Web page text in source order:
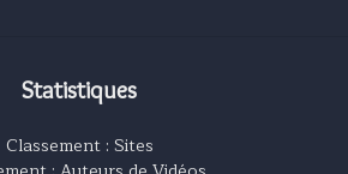
Statistiques
Classement : Sites